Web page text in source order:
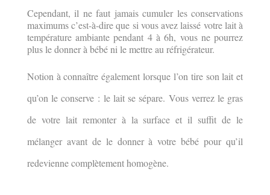
Cependant, il ne faut jamais cumuler les conservations
maximums c’est-à-dire que si vous avez laissé votre lait à
température ambiante pendant 4 à 6h, vous ne pourrez
plus le donner à bébé ni le mettre au réfrigérateur.
Notion à connaître également lorsque l’on tire son lait et
qu’on le conserve : le lait se sépare. Vous verrez le gras
de votre lait remonter à la surface et il suffit de le
mélanger avant de le donner à votre bébé pour qu’il
redevienne complètement homogène.